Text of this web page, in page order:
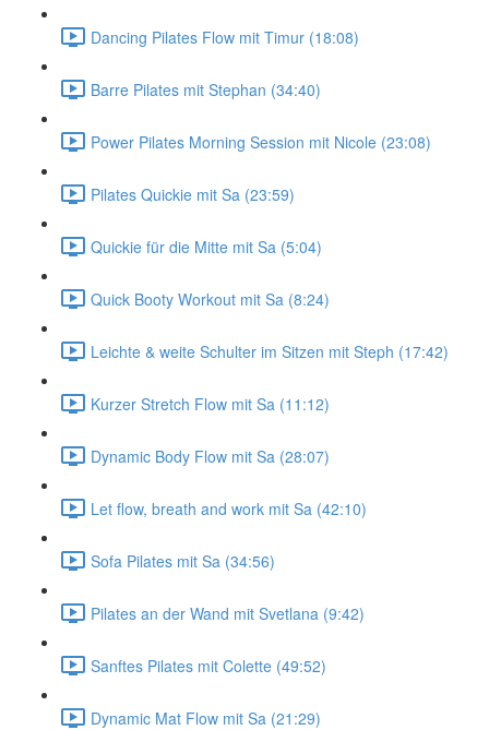
Dancing Pilates Flow mit Timur (18:08)
Barre Pilates mit Stephan (34:40)
Power Pilates Morning Session mit Nicole (23:08)
Pilates Quickie mit Sa (23:59)
Quickie für die Mitte mit Sa (5:04)
Quick Booty Workout mit Sa (8:24)
Leichte & weite Schulter im Sitzen mit Steph (17:42)
Kurzer Stretch Flow mit Sa (11:12)
Dynamic Body Flow mit Sa (28:07)
Let flow, breath and work mit Sa (42:10)
Sofa Pilates mit Sa (34:56)
Pilates an der Wand mit Svetlana (9:42)
Sanftes Pilates mit Colette (49:52)
Dynamic Mat Flow mit Sa (21:29)